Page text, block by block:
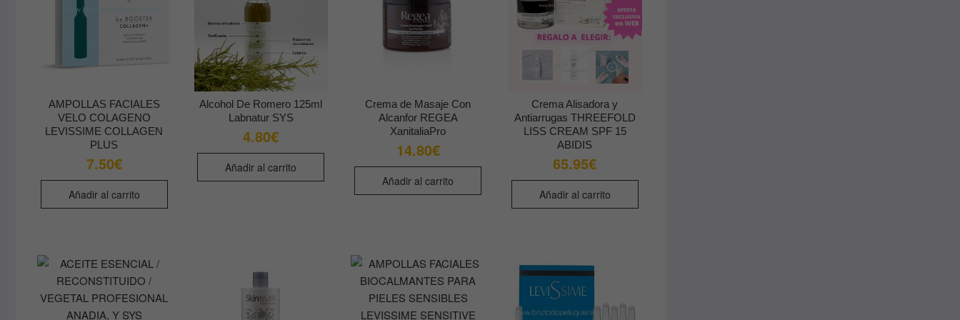
producto
AMPOLLAS FACIALES
VELO COLAGENO
LEVISSIME COLLAGEN
PLUS
7.50€
Añadir al carrito
Alcohol De Romero 125ml
Labnatur SYS
4.80€
Añadir al carrito
Crema de Masaje Con
Alcanfor REGEA
XanitaliaPro
14.80€
Añadir al carrito
Crema Alisadora y
Antiarrugas THREEFOLD
LISS CREAM SPF 15
ABIDIS
65.95€
Añadir al carrito